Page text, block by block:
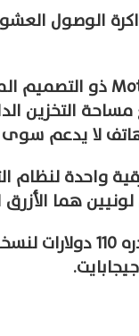
الوصول
واحدة لنظام
هما